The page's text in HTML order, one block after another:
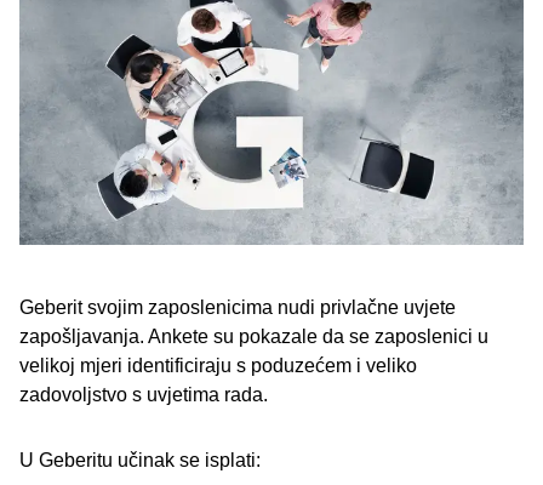
Geberit svojim zaposlenicima nudi privlačne uvjete
zapošljavanja. Ankete su pokazale da se zaposlenici u
velikoj mjeri identificiraju s poduzećem i veliko
zadovoljstvo s uvjetima rada.
U Geberitu učinak se isplati: